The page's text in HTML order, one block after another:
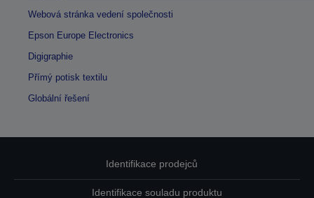
Webová stránka vedení společnosti
Epson Europe Electronics
Digigraphie
Přímý potisk textilu
Globální řešení
Identifikace prodejců
Identifikace souladu produktu